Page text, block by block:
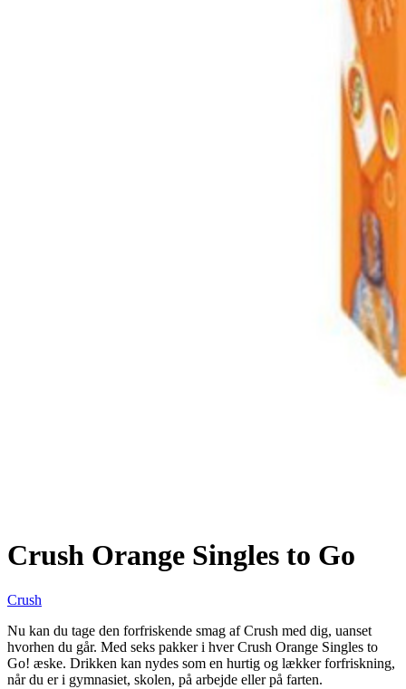
Crush Orange Singles to Go
Crush
Nu kan du tage den forfriskende smag af Crush med dig, uanset
hvorhen du går. Med seks pakker i hver Crush Orange Singles to
Go! æske. Drikken kan nydes som en hurtig og lækker forfriskning,
når du er i gymnasiet, skolen, på arbejde eller på farten.